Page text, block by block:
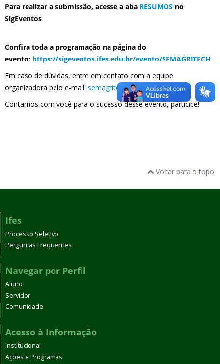
Para realizar a submissão, acesse a aba RESUMOS no
SigEventos
Confira toda a programação na página do
evento: https://sigeventos.ifes.edu.br/evento/SEMAGRITECH
Em caso de dúvidas, entre em contato com a equipe
organizadora pelo e-mail: semagritech@gmail.com
Contamos com você para o sucesso desse evento, participe!
Voltar para o topo
Ifes
Processo Seletivo
Perguntas Frequentes
Navegar por Perfil
Aluno
Servidor
Comunidade
Acesso à Informação
Institucional
Ações e Programas